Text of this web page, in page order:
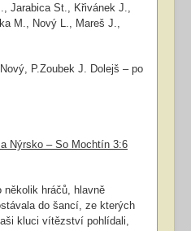
Jarabica St., Křivánek J.,
M., Nový L., Mareš J.,
P.Zoubek J. Dolejš – po
Nýrsko – So Mochtín 3:6
hráčů, hlavně
do šancí, ze kterých
kluci vítězství pohlídali,